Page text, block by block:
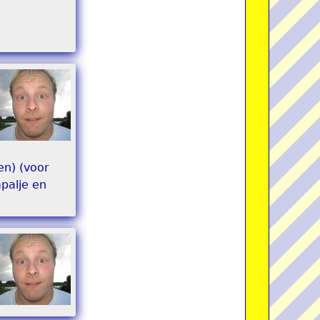
(voor
en